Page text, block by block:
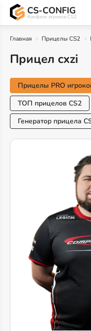
CS-CONFIG
Конфиги игроков CS2
Главная Прицелы CS2
Прицел cxzi
Прицелы PRO
ТОП прицелов CS2
Генератор прицела